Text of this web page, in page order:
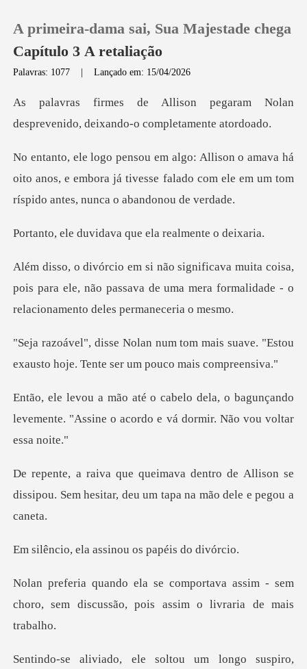
0
Histórico
Baixar App
A primeira-dama sai, Sua Majestade chega
Capítulo 3 A retaliação
Palavras: 1077 |Lançado em: 15/04/2026
egaram Nolan
desprevenido, deix
há
oito anos, e embora já tivesse falado com ele em
idava que ela rea
oisa,
pois para ele, não passava de uma mera formali
mais suave. "Estou
exausto hoje. Te
o bagunçando
levemente. "Assine o acordo
de Allison se
dissipou. Sem hesitar, d
assinou os papé
a assim - sem
choro, sem discussão, po
o suspiro,